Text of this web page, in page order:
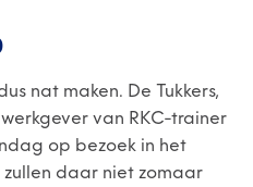
nat maken. De Tukkers,
van RKC-trainer
op bezoek in het
daar niet zomaar